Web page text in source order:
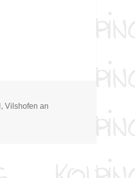
,Vilshofen an